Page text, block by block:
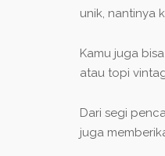
unik, nantinya
Kamu juga
atau topi
Dari segi
juga